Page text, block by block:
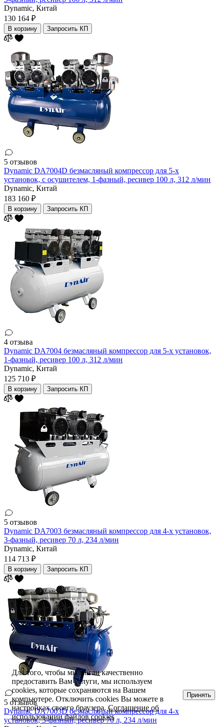
Dynamic, Китай
130 164 ₽
В корзину Запросить КП
5 отзывов
Dynamic DA7004D безмасляный компрессор для 5-х
установок, c осушителем, 1-фазный, ресивер 100 л, 312 л/мин
Dynamic, Китай
183 160 ₽
В корзину Запросить КП
4 отзыва
Dynamic DA7004 безмасляный компрессор для 5-х установок,
1-фазный, ресивер 100 л, 312 л/мин
Dynamic, Китай
125 710 ₽
В корзину Запросить КП
5 отзывов
Dynamic DA7003 безмасляный компрессор для 4-х установок,
3-фазный, ресивер 70 л, 234 л/мин
Dynamic, Китай
114 713 ₽
В корзину Запросить КП
5 отзывов
Dynamic DA7003D безмасляный компрессор для 4-х
установок, 3-фазный, ресивер 70 л, 234 л/мин
Для того, чтобы мы могли качественно
предоставить Вам услуги, мы используем
cookies, которые сохраняются на Вашем
компьютере. Отключить cookies Вы можете в
настройках своего браузера.Соглашение об
использовании файлов cookies
Принять